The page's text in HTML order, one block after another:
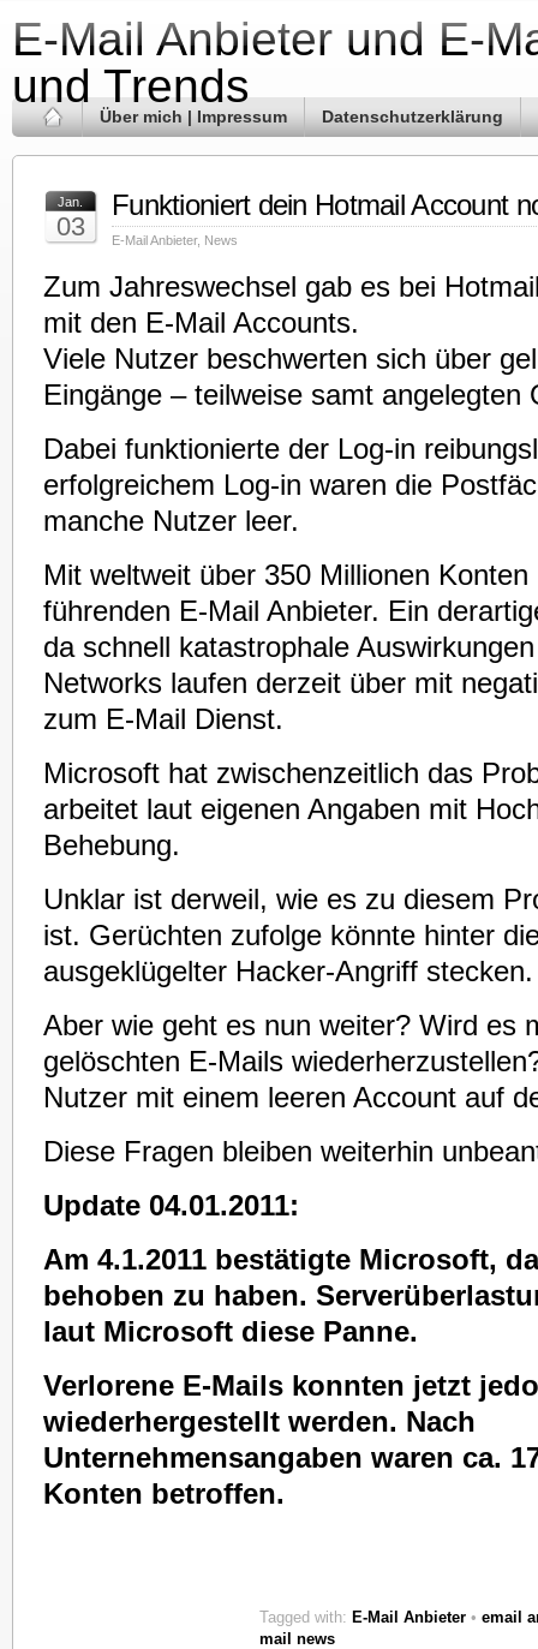
E-Mail Anbieter und E-
und Trends
Über mich | Impressum Datenschutzerklärung
Jan.
03
Funktioniert dein Hotmail Account
E-Mail Anbieter, News
Zum Jahreswechsel gab es bei
mit den E-Mail Accounts.
Viele Nutzer beschwerten sich über
Eingänge – teilweise samt angelegten
Dabei funktionierte der Log-in
erfolgreichem Log-in waren die
manche Nutzer leer.
Mit weltweit über 350 Millionen
führenden E-Mail Anbieter. Ein
da schnell katastrophale
Networks laufen derzeit über mit
zum E-Mail Dienst.
Microsoft hat zwischenzeitlich das
arbeitet laut eigenen Angaben mit
Behebung.
Unklar ist derweil, wie es zu diesem
ist. Gerüchten zufolge könnte hinter
ausgeklügelter Hacker-Angriff stecken.
Aber wie geht es nun weiter? Wird es
gelöschten E-Mails
Nutzer mit einem leeren Account auf
Diese Fragen bleiben weiterhin
Update 04.01.2011:
Am 4.1.2011 bestätigte Microsoft,
behoben zu haben.
laut Microsoft diese Panne.
Verlorene E-Mails konnten jetzt
wiederhergestellt werden. Nach
Unternehmensangaben waren ca.
Konten betroffen.
Tagged with: E-Mail Anbieter • email
mail news